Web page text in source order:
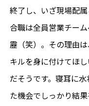
終了し、いざ現場配
合職は全員営業チー
靂（笑）。その理由
キルを身に付けてほ
だそうです。寝耳に
た機会でしっかり結